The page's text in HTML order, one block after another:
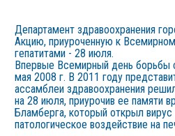
Департамент здравоохранения
Акцию, приуроченную к
гепатитами - 28 июля.
Впервые Всемирный день борьбы
мая 2008 г. В 2011 году
ассамблеи здравоохранения
на 28 июля, приурочив ее памяти
Бламберга, который открыл вирус
патологическое воздействие на